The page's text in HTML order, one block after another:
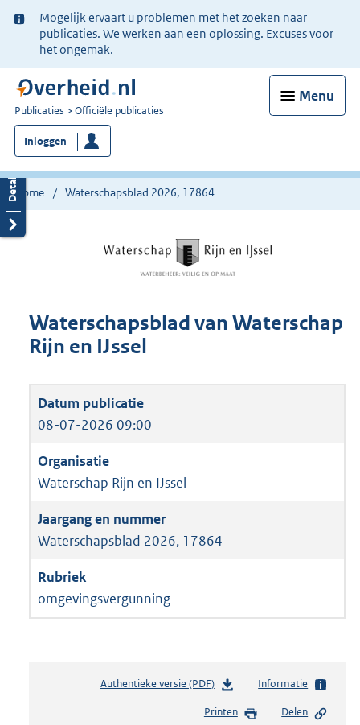
Ter
informatie:
Mogelijk ervaart u problemen met het zoeken naar
publicaties. We werken aan een oplossing. Excuses voor
het ongemak.
Menu
U
bent
nu
hier:
Publicaties Officiële publicaties
Inloggen
Home Waterschapsblad 2026, 17864
Waterschapsblad van Waterschap
Rijn en IJssel
08-07-2026 09:00
Waterschap Rijn en IJssel
Waterschapsblad 2026, 17864
omgevingsvergunning
Authentieke versie (PDF)b
s
Informatie
Printen Delen